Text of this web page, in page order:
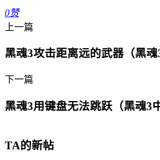
0赞
上一篇
黑魂3攻击距离远的武器（黑魂
下一篇
黑魂3用键盘无法跳跃（黑魂3
TA的新帖